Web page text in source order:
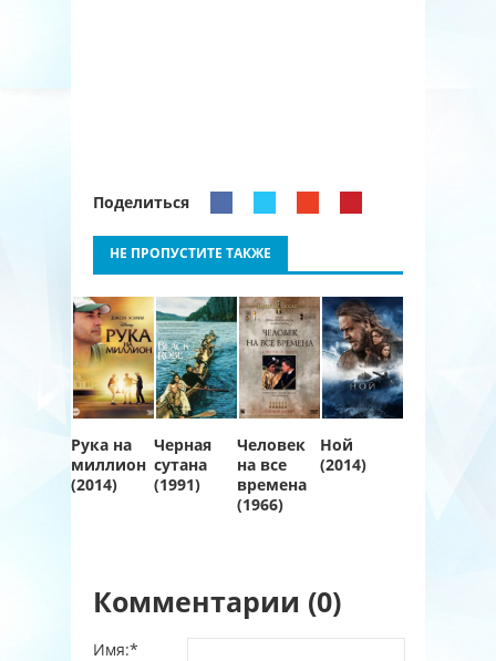
Поделиться
НЕ ПРОПУСТИТЕ ТАКЖЕ
Рука на
миллион
(2014)
Черная
сутана
(1991)
Человек
на все
времена
(1966)
Ной
(2014)
Комментарии (0)
Имя:*